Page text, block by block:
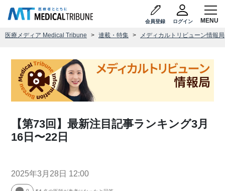
会員登録 ログイン
医療メディア Medical Tribune 連載・特集 メディカルトリビューン情報局
【第73回】最新注目記事ランキング3月
16日〜22日
2025年3月28日 12:00